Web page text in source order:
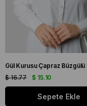
$ 15.10
$ 16.77
Sepete Ekle